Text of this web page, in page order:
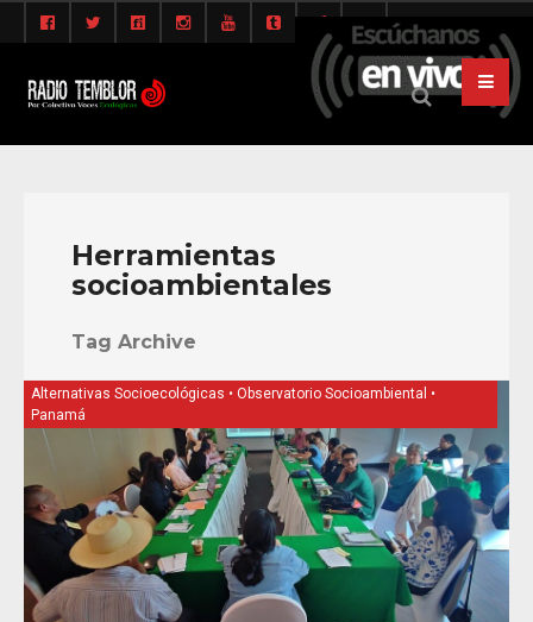
Herramientas
socioambientales
Tag Archive
Alternativas Socioecológicas • Observatorio Socioambiental •
Panamá